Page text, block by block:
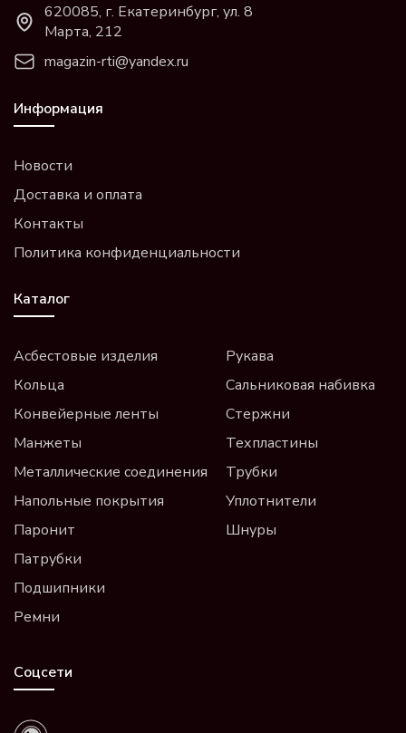
620085, г. Екатеринбург, ул. 8
Марта, 212
magazin-rti@yandex.ru
Информация
Новости
Доставка и оплата
Контакты
Политика конфиденциальности
Каталог
Асбестовые изделия
Кольца
Конвейерные ленты
Манжеты
Металлические соединения
Напольные покрытия
Паронит
Патрубки
Подшипники
Ремни
Рукава
Сальниковая набивка
Стержни
Техпластины
Трубки
Уплотнители
Шнуры
Соцсети